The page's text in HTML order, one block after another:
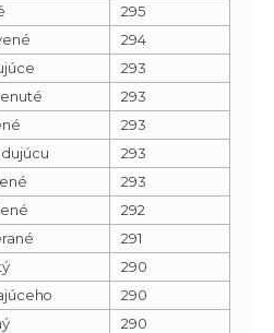
295
294
293
293
293
293
293
292
291
290
290
290